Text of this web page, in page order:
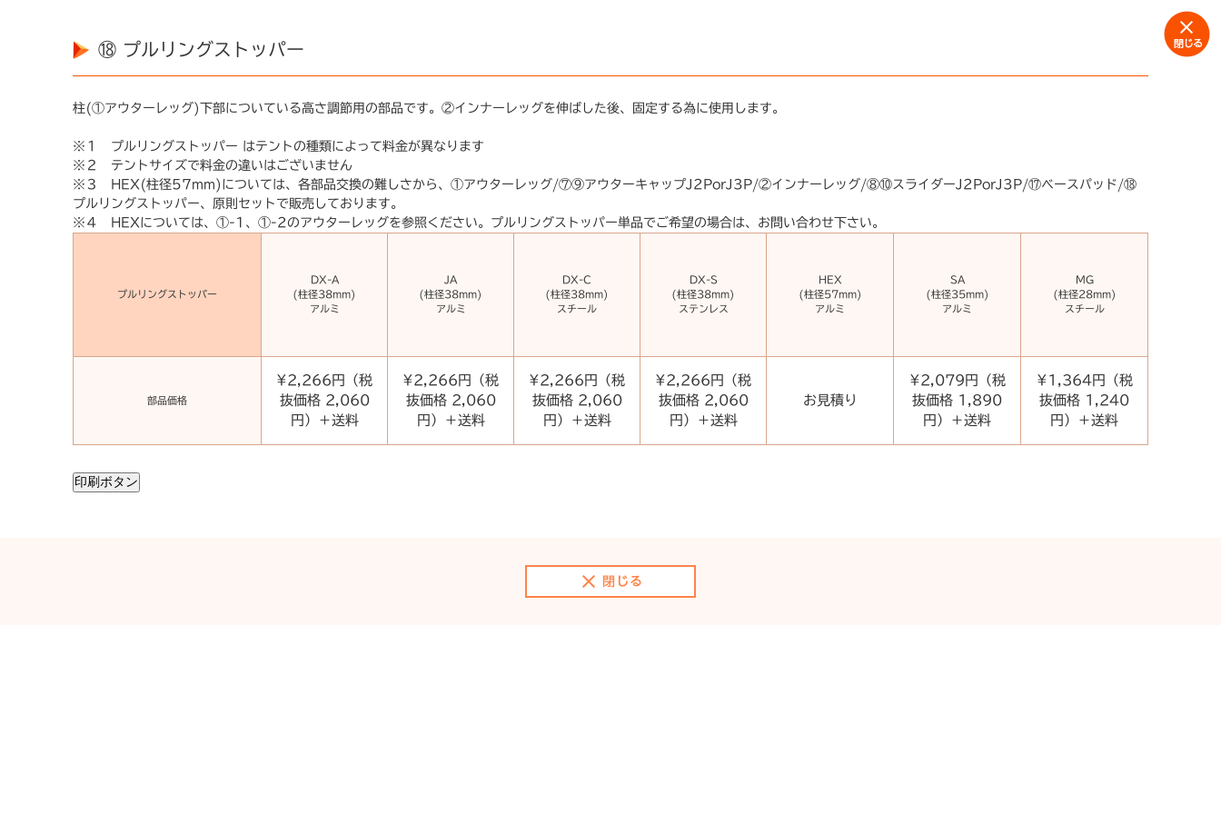
⑱ プルリングストッパー
柱(①アウターレッグ)下部についている高さ調節用の部品です。②インナーレッグを伸ばした後、固定する為に使用します。
※１ プルリングストッパー はテントの種類によって料金が異なります
※２ テントサイズで料金の違いはございません
※３ HEX(柱径57mm)については、各部品交換の難しさから、①アウターレッグ/⑦⑨アウターキャップJ2PorJ3P/②インナーレッグ/⑧⑩スライダーJ2PorJ3P/⑰ベースパッド/⑱
プルリングストッパー、原則セットで販売しております。
※４ HEXについては、①-1、①-2のアウターレッグを参照ください。プルリングストッパー単品でご希望の場合は、お問い合わせ下さい。
プルリングストッパー
DX-A
(柱径38mm)
アルミ
JA
(柱径38mm)
アルミ
DX-C
(柱径38mm)
スチール
DX-S
(柱径38mm)
ステンレス
HEX
(柱径57mm)
アルミ
SA
(柱径35mm)
アルミ
MG
(柱径28mm)
スチール
部品価格
¥2,266円（税
抜価格 2,060
円）＋送料
¥2,266円（税
抜価格 2,060
円）＋送料
¥2,266円（税
抜価格 2,060
円）＋送料
¥2,266円（税
抜価格 2,060
円）＋送料
お見積り
¥2,079円（税
抜価格 1,890
円）＋送料
¥1,364円（税
抜価格 1,240
円）＋送料